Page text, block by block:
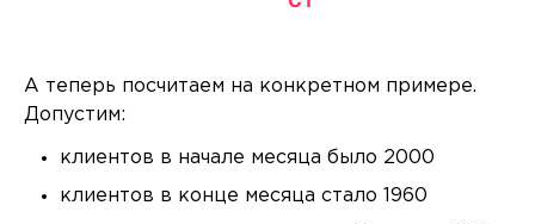
А теперь посчитаем на конкретном примере.
Допустим:
клиентов в начале месяца было 2000
клиентов в конце месяца стало 1960